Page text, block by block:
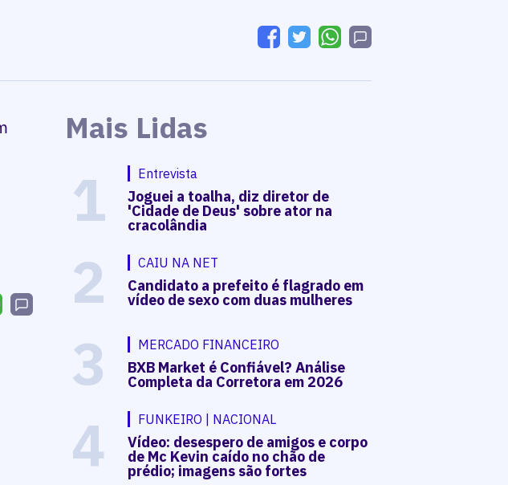
Mais Lidas
1 Entrevista
Joguei a toalha, diz diretor de
'Cidade de Deus' sobre ator na
cracolândia
2 CAIU NA NET
Candidato a prefeito é flagrado em
vídeo de sexo com duas mulheres
3 MERCADO FINANCEIRO
BXB Market é Confiável? Análise
Completa da Corretora em 2026
4 FUNKEIRO | NACIONAL
Vídeo: desespero de amigos e corpo
de Mc Kevin caído no chão de
prédio; imagens são fortes